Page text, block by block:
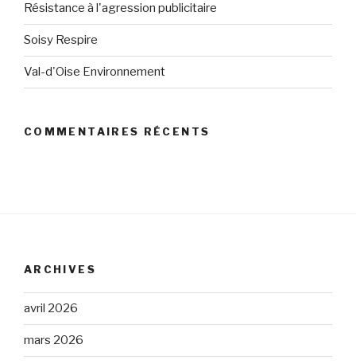
Résistance à l'agression publicitaire
Soisy Respire
Val-d'Oise Environnement
COMMENTAIRES RÉCENTS
ARCHIVES
avril 2026
mars 2026